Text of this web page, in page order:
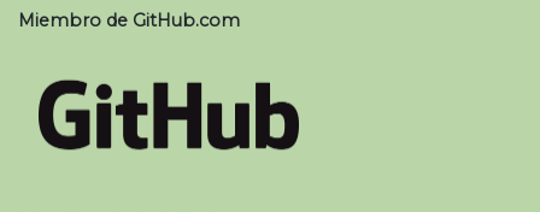
Miembro de GitHub.com